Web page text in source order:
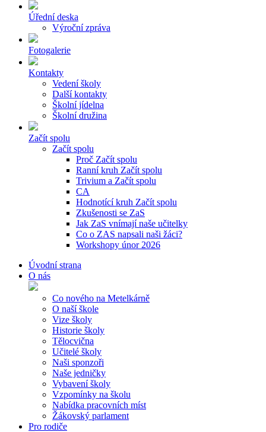
Úřední deska
Výroční zpráva
Fotogalerie
Kontakty
Vedení školy
Další kontakty
Školní jídelna
Školní družina
Začít spolu
Začít spolu
Proč Začít spolu
Ranní kruh Začít spolu
Trivium a Začít spolu
CA
Hodnotící kruh Začít spolu
Zkušenosti se ZaS
Jak ZaS vnímají naše učitelky
Co o ZAS napsali naši žáci?
Workshopy únor 2026
Úvodní strana
O nás
Co nového na Metelkárně
O naší škole
Vize školy
Historie školy
Tělocvična
Učitelé školy
Naši sponzoři
Naše jedničky
Vybavení školy
Vzpomínky na školu
Nabídka pracovních míst
Žákovský parlament
Pro rodiče